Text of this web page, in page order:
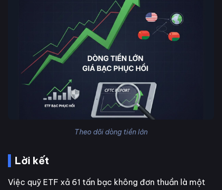
Theo dõi dòng tiền lớn
Lời kết
Việc quỹ ETF xả 61 tấn bạc không đơn thuần là một